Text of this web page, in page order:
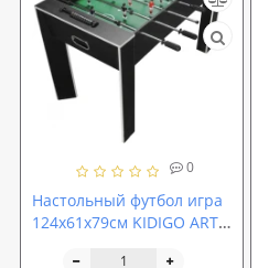
0
Настольный футбол игра
124х61х79см KIDIGO ART